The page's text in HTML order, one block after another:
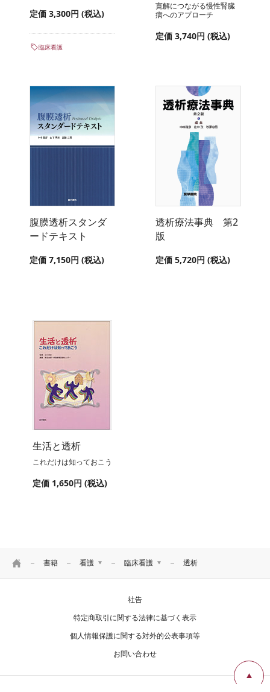
HOME 書籍 看護
リハ・臨床検査他
臨床看護
看護一般
看護過程・看護診断
看護技術
看護研究
透析
定価 3,300円 (税込)
臨床看護
寛解につながる慢性腎臓
病へのアプローチ
定価 3,740円 (税込)
腹膜透析スタンダ
ードテキスト
定価 7,150円 (税込)
透析療法事典 第2
版
定価 5,720円 (税込)
生活と透析
これだけは知っておこう
定価 1,650円 (税込)
社告
特定商取引に関する法律に基づく表示
個人情報保護に関する対外的公表事項等
お問い合わせ